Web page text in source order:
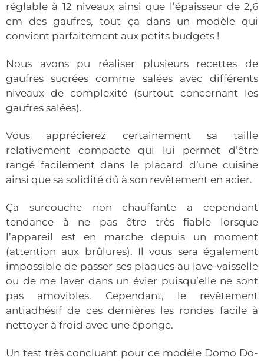
réglable à 12 niveaux ainsi que l’épaisseur de 2,6
cm des gaufres, tout ça dans un modèle qui
convient parfaitement aux petits budgets !
Nous avons pu réaliser plusieurs recettes de
gaufres sucrées comme salées avec différents
niveaux de complexité (surtout concernant les
gaufres salées).
Vous apprécierez certainement sa taille
relativement compacte qui lui permet d’être
rangé facilement dans le placard d’une cuisine
ainsi que sa solidité dû à son revêtement en acier.
Ça surcouche non chauffante a cependant
tendance à ne pas être très fiable lorsque
l’appareil est en marche depuis un moment
(attention aux brûlures). Il vous sera également
impossible de passer ses plaques au lave-vaisselle
ou de me laver dans un évier puisqu’elle ne sont
pas amovibles. Cependant, le revêtement
antiadhésif de ces dernières les rondes facile à
nettoyer à froid avec une éponge.
Un test très concluant pour ce modèle Domo Do-